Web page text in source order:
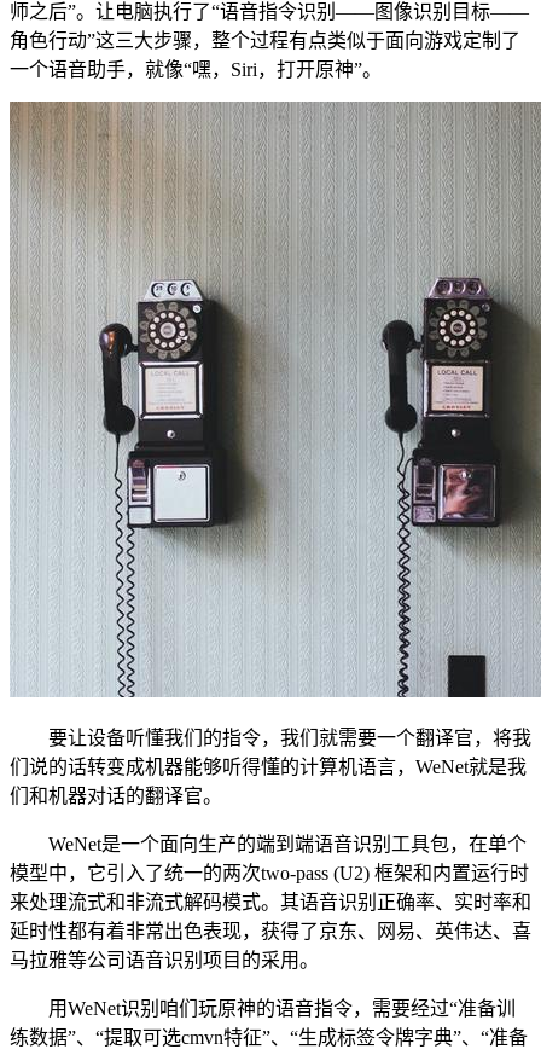
师之后”。让电脑执行了“语音指令识别——图像识别目标——
角色行动”这三大步骤，整个过程有点类似于面向游戏定制了
一个语音助手，就像“嘿，Siri，打开原神”。
要让设备听懂我们的指令，我们就需要一个翻译官，将我
们说的话转变成机器能够听得懂的计算机语言，WeNet就是我
们和机器对话的翻译官。
WeNet是一个面向生产的端到端语音识别工具包，在单个
模型中，它引入了统一的两次two-pass (U2) 框架和内置运行时
来处理流式和非流式解码模式。其语音识别正确率、实时率和
延时性都有着非常出色表现，获得了京东、网易、英伟达、喜
马拉雅等公司语音识别项目的采用。
用WeNet识别咱们玩原神的语音指令，需要经过“准备训
练数据”、“提取可选cmvn特征”、“生成标签令牌字典”、“准备